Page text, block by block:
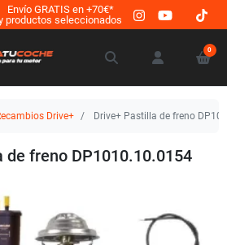
Envío GRATIS en +70€*
productos seleccionados
0
Drive+ Drive+ Pastilla de freno
de freno DP1010.10.0154